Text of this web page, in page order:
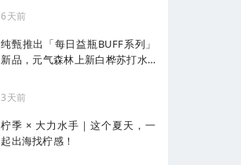
6天前
纯甄推出「每日益瓶BUFF系列」
新品，元气森林上新白桦苏打水...
3天前
柠季 × 大力水手｜这个夏天，一
起出海找柠感！